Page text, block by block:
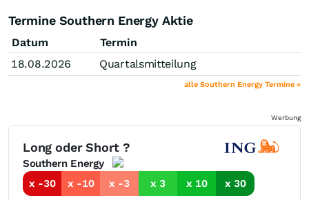
Termine Southern Energy Aktie
Datum
Termin
18.08.2026
Quartalsmitteilung
alle Southern Energy Termine »
Werbung
Long oder Short ?
Southern Energy
x -30
x -10 x -3 x 3 x 10 x 30